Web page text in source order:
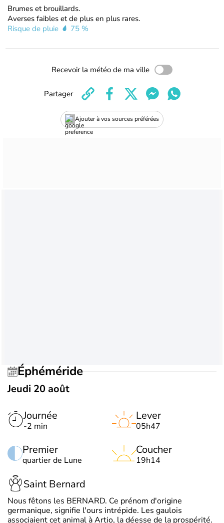
Brumes et brouillards.
Averses faibles et de plus en plus rares.
Risque de pluie
75 %
Recevoir la météo de ma ville
Ajouter à vos sources préférées
Partager
Éphéméride
Jeudi 20 août
Journée
-2 min
Premier
quartier de Lune
Lever
05h47
Coucher
19h14
Saint Bernard
Nous fêtons les BERNARD. Ce prénom d'origine
germanique, signifie l'ours intrépide. Les gaulois
associaient cet animal à Artio, la déesse de la prospérité.